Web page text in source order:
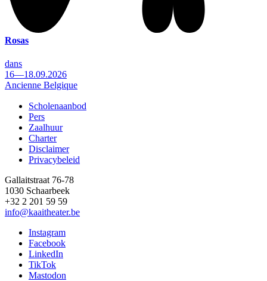
Rosas
dans
16—18.09.2026
Ancienne Belgique
Footer
Scholenaanbod
Pers
Zaalhuur
Charter
Disclaimer
Privacybeleid
Gallaitstraat 76-78
1030 Schaarbeek
+32 2 201 59 59
info@kaaitheater.be
Instagram
Facebook
LinkedIn
TikTok
Mastodon